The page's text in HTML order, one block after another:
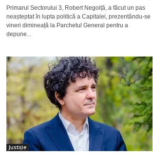
Primarul Sectorului 3, Robert Negoiță, a făcut un pas
neașteptat în lupta politică a Capitalei, prezentându-se
vineri dimineață la Parchetul General pentru a
depune...
Justiție